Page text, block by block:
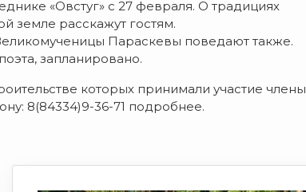
«Овстуг» с 27 февраля. О традициях
земле расскажут гостям.
Параскевы поведают также.
запланировано.
которых принимали участие члены
8(84334)9-36-71 подробнее.